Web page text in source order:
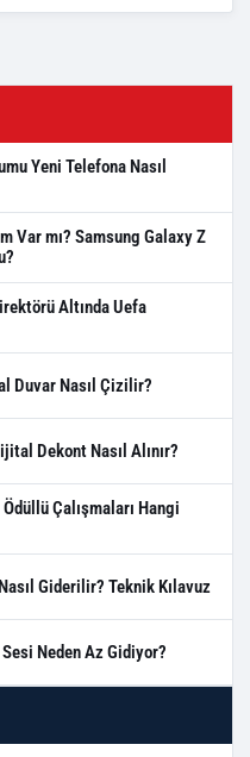
Yeni Telefona Nasıl
Var mı? Samsung Galaxy Z
Altında Uefa
Duvar Nasıl Çizilir?
Dekont Nasıl Alınır?
Çalışmaları Hangi
Nasıl Giderilir? Teknik Kılavuz
Neden Az Gidiyor?